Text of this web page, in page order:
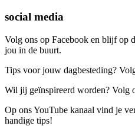
social media
Volg ons op Facebook en blijf op
jou in de buurt.
Tips voor jouw dagbesteding?
Wil jij geïnspireerd worden? Volg
Op ons YouTube kanaal vind je
handige tips!